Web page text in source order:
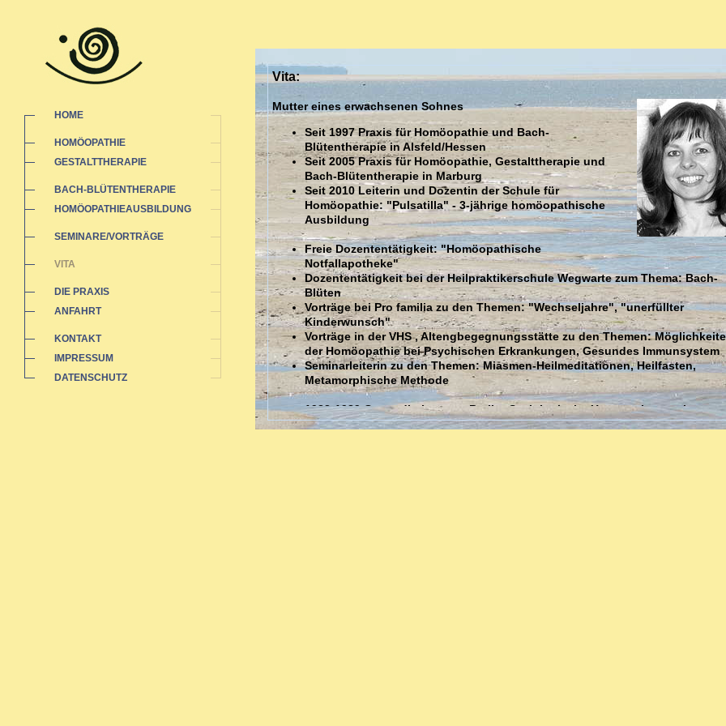
HOME
HOMÖOPATHIE
GESTALTTHERAPIE
BACH-BLÜTENTHERAPIE
HOMÖOPATHIEAUSBILDUNG
SEMINARE/VORTRÄGE
VITA
DIE PRAXIS
ANFAHRT
KONTAKT
IMPRESSUM
DATENSCHUTZ
Vita:
Mutter eines erwachsenen Sohnes
Seit 1997 Praxis für Homöopathie und Bach-
Blütentherapie in Alsfeld/Hessen
Seit 2005 Praxis für Homöopathie, Gestalttherapie und
Bach-Blütentherapie in Marburg
Seit 2010 Leiterin und Dozentin der Schule für
Homöopathie: "Pulsatilla" - 3-jährige homöopathische
Ausbildung
Freie Dozententätigkeit: "Homöopathische
Notfallapotheke"
Dozententätigkeit bei der Heilpraktikerschule Wegwarte zum Thema: Bach-
Blüten
Vorträge bei Pro familia zu den Themen: "Wechseljahre", "unerfüllter
Kinderwunsch"
Vorträge in der VHS , Altengbegegnungsstätte zu den Themen:
der Homöopathie bei Psychischen Erkrankungen, Gesundes Immunsystem
Seminarleiterin zu den Themen: Miasmen-Heilmeditationen, Heilfasten,
Metamorphische Methode
1988-1989 Gesundheitssenat Berlin: Soziologische Untersuchung mit
Auswertungsbericht Thema: Psychogeriatrische Versorgung durch